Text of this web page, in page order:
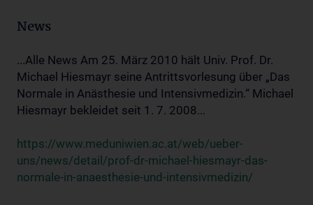
News
...Alle News Am 25. März 2010 hält Univ. Prof. Dr.
Michael Hiesmayr seine Antrittsvorlesung über „Das
Normale in Anästhesie und Intensivmedizin.“ Michael
Hiesmayr bekleidet seit 1. 7. 2008...
https://www.meduniwien.ac.at/web/ueber-
uns/news/detail/prof-dr-michael-hiesmayr-das-
normale-in-anaesthesie-und-intensivmedizin/